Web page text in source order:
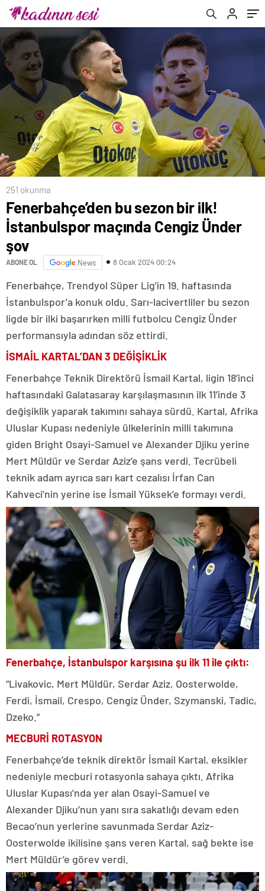
251 okunma
Fenerbahçe’den bu sezon bir ilk!
İstanbulspor maçında Cengiz Ünder
şov
ABONE OL News 8 Ocak 2024 00:24
Fenerbahçe, Trendyol Süper Lig’in 19. haftasında
İstanbulspor’a konuk oldu. Sarı-lacivertliler bu sezon
ligde bir ilki başarırken milli futbolcu Cengiz Ünder
performansıyla adından söz ettirdi.
İSMAİL KARTAL’DAN 3 DEĞİŞİKLİK
Fenerbahçe Teknik Direktörü İsmail Kartal, ligin 18’inci
haftasındaki Galatasaray karşılaşmasının ilk 11’inde 3
değişiklik yaparak takımını sahaya sürdü. Kartal, Afrika
Uluslar Kupası nedeniyle ülkelerinin milli takımına
giden Bright Osayi-Samuel ve Alexander Djiku yerine
Mert Müldür ve Serdar Aziz’e şans verdi. Tecrübeli
teknik adam ayrıca sarı kart cezalısı İrfan Can
Kahveci’nin yerine ise İsmail Yüksek’e formayı verdi.
Fenerbahçe, İstanbulspor karşısına şu ilk 11 ile çıktı:
“Livakovic, Mert Müldür, Serdar Aziz, Oosterwolde,
Ferdi, İsmail, Crespo, Cengiz Ünder, Szymanski, Tadic,
Dzeko.”
MECBURİ ROTASYON
Fenerbahçe’de teknik direktör İsmail Kartal, eksikler
nedeniyle mecburi rotasyonla sahaya çıktı. Afrika
Uluslar Kupası’nda yer alan Osayi-Samuel ve
Alexander Djiku’nun yanı sıra sakatlığı devam eden
Becao’nun yerlerine savunmada Serdar Aziz-
Oosterwolde ikilisine şans veren Kartal, sağ bekte ise
Mert Müldür’e görev verdi.